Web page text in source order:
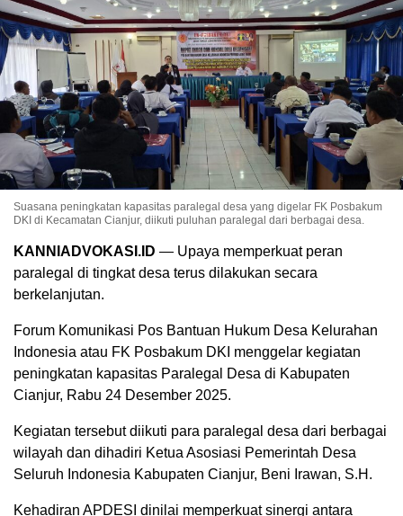
Suasana peningkatan kapasitas paralegal desa yang digelar FK Posbakum
DKI di Kecamatan Cianjur, diikuti puluhan paralegal dari berbagai desa.
KANNIADVOKASI.ID — Upaya memperkuat peran
paralegal di tingkat desa terus dilakukan secara
berkelanjutan.
Forum Komunikasi Pos Bantuan Hukum Desa Kelurahan
Indonesia atau FK Posbakum DKI menggelar kegiatan
peningkatan kapasitas Paralegal Desa di Kabupaten
Cianjur, Rabu 24 Desember 2025.
Kegiatan tersebut diikuti para paralegal desa dari berbagai
wilayah dan dihadiri Ketua Asosiasi Pemerintah Desa
Seluruh Indonesia Kabupaten Cianjur, Beni Irawan, S.H.
Kehadiran APDESI dinilai memperkuat sinergi antara